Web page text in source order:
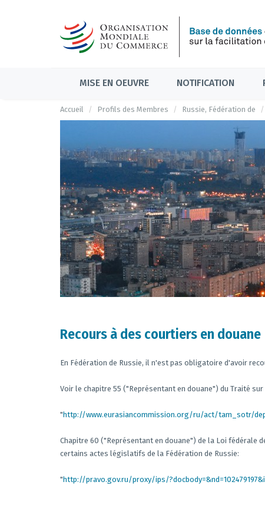
MISE EN OEUVRE NOTIFICATION
Accueil Profils des Membres Russie, Fédération de
Recours à des courtiers en douane
En Fédération de Russie, il n'est pas obligatoire d'avoir
Voir le chapitre 55 ("Représentant en douane") du Traité
"http://www.eurasiancommission.org/ru/act/tam_sotr/
Chapitre 60 ("Représentant en douane") de la Loi fédérale
certains actes législatifs de la Fédération de Russie:
"http://pravo.gov.ru/proxy/ips/